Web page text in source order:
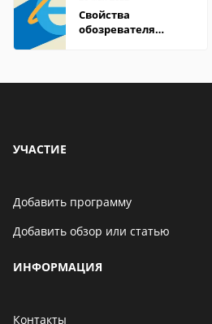
Свойства
обозревателя
УЧАСТИЕ
Добавить программу
Добавить обзор или статью
ИНФОРМАЦИЯ
Контакты